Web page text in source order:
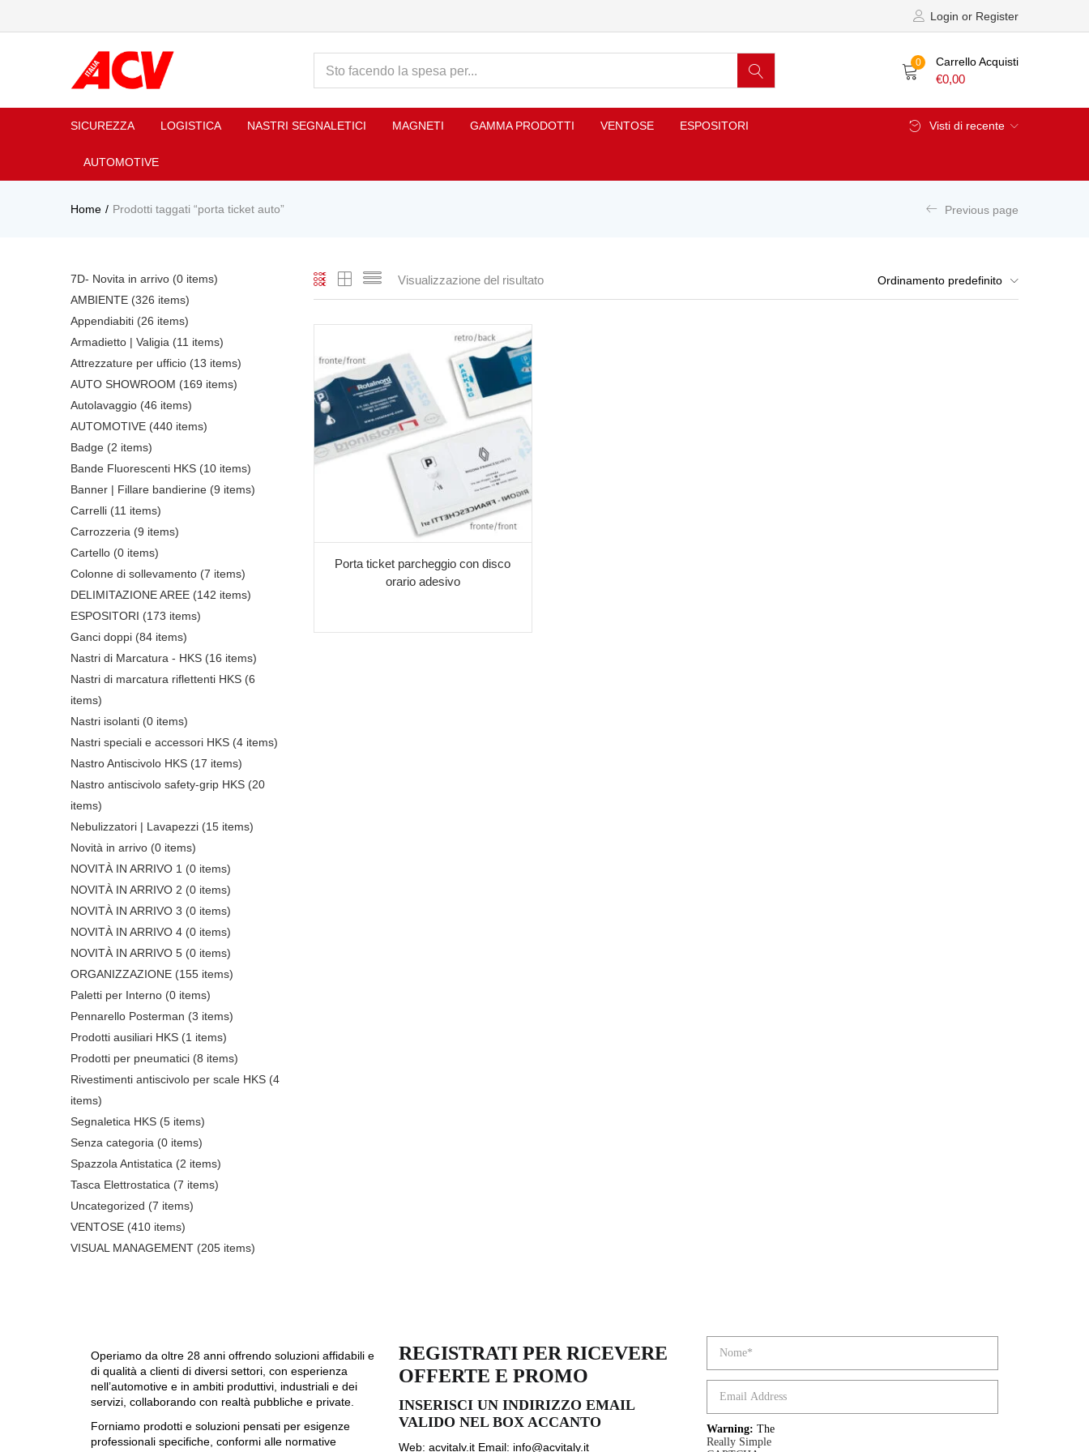
Login or Register
0 Carrello Acquisti
€0,00
SICUREZZA LOGISTICA NASTRI SEGNALETICI MAGNETI GAMMA PRODOTTI VENTOSE ESPOSITORI
AUTOMOTIVE
Visti di recente
Home Prodotti taggati “porta ticket auto” Previous page
Visualizzazione del risultato Ordinamento predefinito
Porta ticket parcheggio con disco
orario adesivo
7D- Novita in arrivo (0 items)
AMBIENTE (326 items)
Appendiabiti (26 items)
Armadietto | Valigia (11 items)
Attrezzature per ufficio (13 items)
AUTO SHOWROOM (169 items)
Autolavaggio (46 items)
AUTOMOTIVE (440 items)
Badge (2 items)
Bande Fluorescenti HKS (10 items)
Banner | Fillare bandierine (9 items)
Carrelli (11 items)
Carrozzeria (9 items)
Cartello (0 items)
Colonne di sollevamento (7 items)
DELIMITAZIONE AREE (142 items)
ESPOSITORI (173 items)
Ganci doppi (84 items)
Nastri di Marcatura - HKS (16 items)
Nastri di marcatura riflettenti HKS (6
items)
Nastri isolanti (0 items)
Nastri speciali e accessori HKS (4 items)
Nastro Antiscivolo HKS (17 items)
Nastro antiscivolo safety-grip HKS (20
items)
Nebulizzatori | Lavapezzi (15 items)
Novità in arrivo (0 items)
NOVITÀ IN ARRIVO 1 (0 items)
NOVITÀ IN ARRIVO 2 (0 items)
NOVITÀ IN ARRIVO 3 (0 items)
NOVITÀ IN ARRIVO 4 (0 items)
NOVITÀ IN ARRIVO 5 (0 items)
ORGANIZZAZIONE (155 items)
Paletti per Interno (0 items)
Pennarello Posterman (3 items)
Prodotti ausiliari HKS (1 items)
Prodotti per pneumatici (8 items)
Rivestimenti antiscivolo per scale HKS (4
items)
Segnaletica HKS (5 items)
Senza categoria (0 items)
Spazzola Antistatica (2 items)
Tasca Elettrostatica (7 items)
Uncategorized (7 items)
VENTOSE (410 items)
VISUAL MANAGEMENT (205 items)
Operiamo da oltre 28 anni offrendo soluzioni affidabili e
di qualità a clienti di diversi settori, con esperienza
nell’automotive e in ambiti produttivi, industriali e dei
servizi, collaborando con realtà pubbliche e private.
Forniamo prodotti e soluzioni pensati per esigenze
professionali specifiche, conformi alle normative
REGISTRATI PER RICEVERE
OFFERTE E PROMO
INSERISCI UN INDIRIZZO EMAIL
VALIDO NEL BOX ACCANTO
Web: acvitalv.it Email: info@acvitaly.it
Warning: The
Really Simple